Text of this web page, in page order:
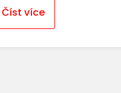
Číst více